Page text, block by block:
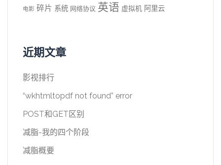
电影 碎片 系统 网络协议 英语 虚拟机 阿里云
近期文章
影视排行
“wkhtmltopdf not found” error
POST和GET区别
减脂-我的四个阶段
减脂概要